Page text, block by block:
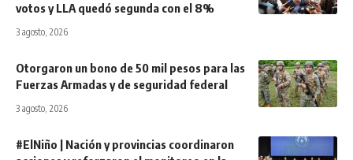
votos y LLA quedó segunda con el 8%
3 agosto, 2026
Otorgaron un bono de 50 mil pesos para las
Fuerzas Armadas y de seguridad federal
3 agosto, 2026
#ElNiño | Nación y provincias coordinaron